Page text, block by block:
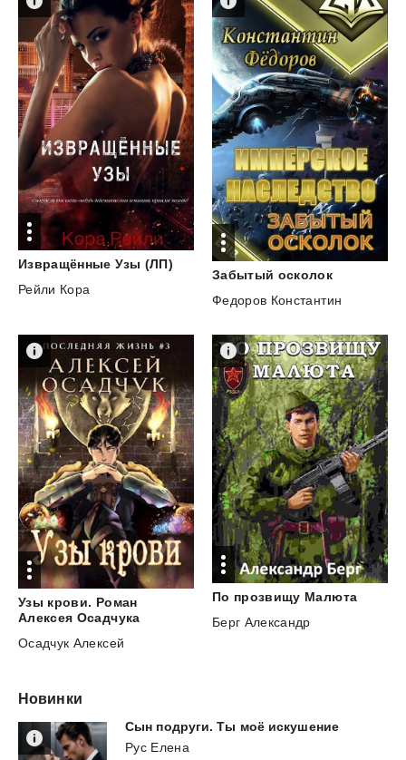
Извращённые Узы (ЛП)
Рейли Кора
Забытый осколок
Федоров Константин
Узы крови. Роман
Алексея Осадчука
Осадчук Алексей
По прозвищу Малюта
Берг Александр
Новинки
Сын подруги. Ты моё искушение
Рус Елена